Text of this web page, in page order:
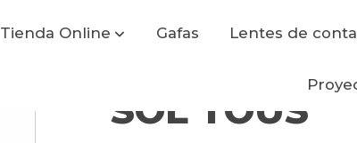
Tienda Online Gafas Lentes de
SOL TOUS